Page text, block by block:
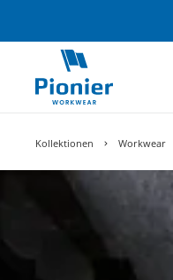
Kollektionen Workwear